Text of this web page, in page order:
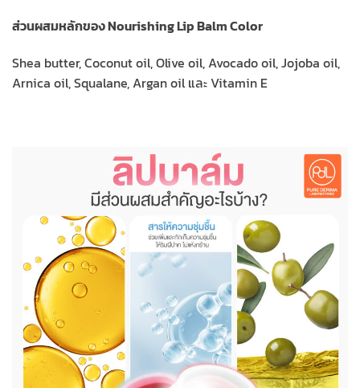
ส่วนผสมหลักของ Nourishing Lip Balm Color
Shea butter, Coconut oil, Olive oil, Avocado oil, Jojoba oil,
Arnica oil, Squalane, Argan oil และ Vitamin E